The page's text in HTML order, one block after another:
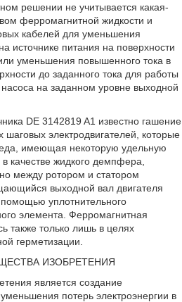
решении не учитывается какая-
ферромагнитной жидкости и
кабелей для уменьшения
источнике питания на поверхности
уменьшения повышенного тока в
до заданного тока для работы
насоса на заданном уровне выходной
DE 3142819 A1 известно гашение
электродвигателей, которые
имеющая некоторую удельную
в качестве жидкого демпфера,
между ротором и статором
выходной вал двигателя
уплотнительного
элемента. Ферромагнитная
также только лишь в целях
герметизации.
ИЗОБРЕТЕНИЯ
является создание
потерь электроэнергии в